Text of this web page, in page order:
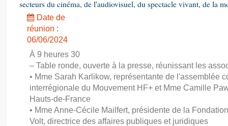
secteurs du cinéma, de l'audiovisuel, du spectacle vivant, de la
Date de
réunion :
06/06/2024
À 9 heures 30
– Table ronde, ouverte à la presse, réunissant les
• Mme Sarah Karlikow, représentante de l'assemblée
interrégionale du Mouvement HF+ et Mme Camille
Hauts-de-France
• Mme Anne-Cécile Mailfert, présidente de la
Volt, directrice des affaires publiques et juridiques